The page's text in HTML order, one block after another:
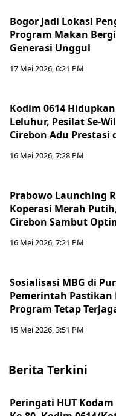
Bogor Jadi Lokasi
Program Makan
Generasi Unggul
17 Mei 2026, 6:21 PM
Kodim 0614
Leluhur, Pesilat Se-
Cirebon Adu Prestasi
16 Mei 2026, 7:28 PM
Prabowo Launching
Koperasi Merah
Cirebon Sambut
16 Mei 2026, 7:21 PM
Sosialisasi MBG di
Pemerintah Pastikan
Program Tetap
15 Mei 2026, 3:51 PM
Berita Terkini
Peringati HUT